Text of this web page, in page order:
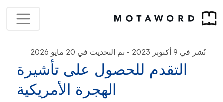
نُشر في 9 أكتوبر 2023 - تم التحديث في 20 مايو 2026
التقدم للحصول على تأشيرة
الهجرة الأمريكية